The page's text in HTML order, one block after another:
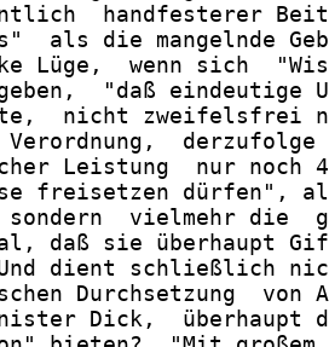
handfesterer
als die mangelnde
Lüge,  wenn sich
"daß eindeutige
nicht zweifelsfrei
Verordnung,
Leistung  nur noch
freisetzen dürfen",
sondern  vielmehr die
daß sie überhaupt
dient schließlich
Durchsetzung  von
Dick,  überhaupt